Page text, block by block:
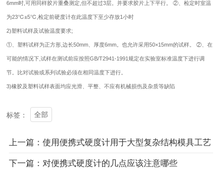
6mm时,可用同样胶片重叠测定,但不超过3层。并要求胶片上下平行。 ②、检定时室温
为23℃±5℃,检定前硬度计在此温度下至少存放1小时
2)塑料试样及试验温度要求;
①、塑料试样为正方形,边长50mm、厚度6mm。也允许采用50×15mm的试样。 ②、在
可能的情况下,试样在测试前应按照GB/T2941-1991规定在实验室标准温度下进行调
节。比对试验或系列试验必须在相同温度下进行。
3)橡胶及塑料试样表面均应光滑、平整、不应有机械损伤及杂质等缺陷
标签： 全部
上一篇：使用便携式硬度计用于大型复杂结构模具工艺
下一篇：对便携式硬度计的几点应该注意哪些